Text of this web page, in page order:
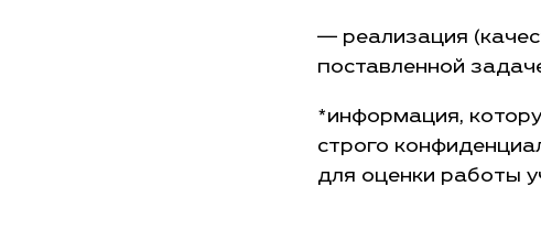
— реализация
поставленной
*информация,
строго
для оценки работы